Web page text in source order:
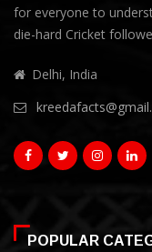
for everyone to
die-hard Cricket
Delhi, India
POPULAR